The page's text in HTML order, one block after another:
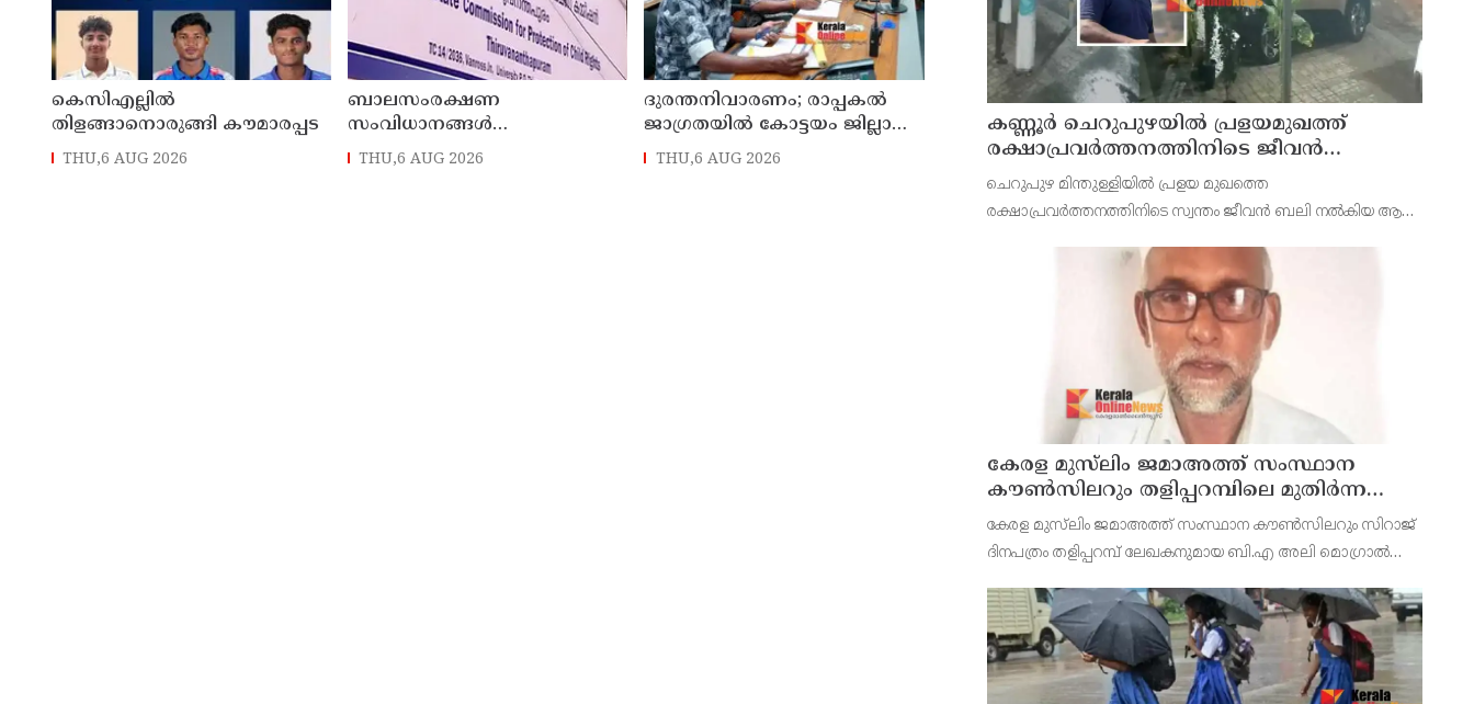
കെസിഎല്ലിൽ
തിളങ്ങാനൊരുങ്ങി കൗമാരപ്പട
THU,6 AUG 2026
ബാലസംരക്ഷണ
സംവിധാനങ്ങൾ
ഏകോപിപ്പിക്കാൻ
ഡാഷ്ബോർഡ്; സംസ്ഥാന
THU,6 AUG 2026
ദുരന്തനിവാരണം; രാപ്പകൽ
ജാഗ്രതയിൽ കോട്ടയം ജില്ലാ
എമർജൻസി ഓപ്പറേഷൻ
സെന്റർ
THU,6 AUG 2026
കണ്ണൂർ ചെറുപുഴയിൽ പ്രളയമുഖത്ത്
രക്ഷാപ്രവർത്തനത്തിനിടെ ജീവൻ
നഷ്ടപ്പെട്ട ആർ. രാജേഷിൻ്റെ ഭൗതിക
ശരീരത്തോട് അനാദരവ് കാണിച്ചതായി
ആരോപണം
ചെറുപുഴ മിന്തുള്ളിയിൽ പ്രളയ മുഖത്തെ
രക്ഷാപ്രവർത്തനത്തിനിടെ സ്വന്തം ജീവൻ ബലി നൽകിയ ആർ
രാജേഷിന്റെ മൃതദേഹം തിരുവനന്തപുരത്തെ
കേരള മുസ്‌ലിം ജമാഅത്ത് സംസ്ഥാന
കൗൺസിലറും തളിപ്പറമ്പിലെ മുതിർന്ന
മാധ്യമ പ്രവർത്തകനുമായ ബി എ അലി
മൊഗ്രാൽ നിര്യാതനായി
കേരള മുസ്‌ലിം ജമാഅത്ത് സംസ്ഥാന കൗൺസിലറും സിറാജ്
ദിനപത്രം തളിപ്പറമ്പ് ലേഖകനുമായ ബി.എ അലി മൊഗ്രാൽ
മുസ്‌ലിം ജമാഅത്ത് ജില്ലാ സെക്രട്ടറി, എസ്.വൈ.എ